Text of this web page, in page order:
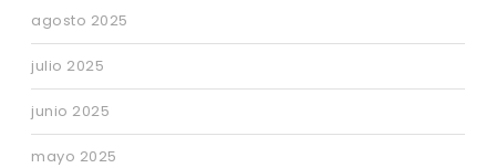
agosto 2025
julio 2025
junio 2025
mayo 2025